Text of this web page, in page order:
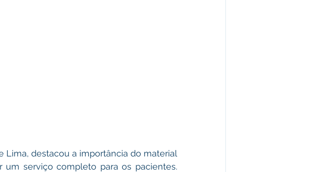
Lima, destacou a importância do material
serviço completo para os pacientes.